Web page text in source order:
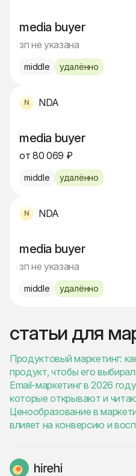
media buyer
зп не указана
middle удалённо
NDA
media buyer
от 80 069 ₽
middle удалённо
NDA
media buyer
зп не указана
middle удалённо
статьи для
Продуктовый маркетинг:
продукт, чтобы его
Email-маркетинг в 2026
которые открывают и
Ценообразование в
влияет на конверсию и